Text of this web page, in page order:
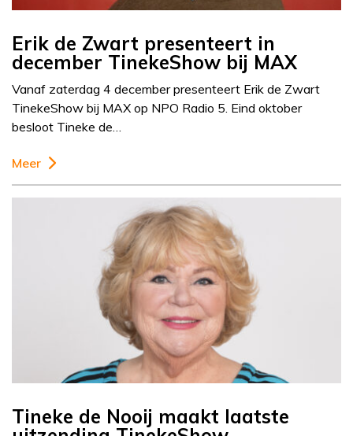
Erik de Zwart presenteert in
december TinekeShow bij MAX
Vanaf zaterdag 4 december presenteert Erik de Zwart
TinekeShow bij MAX op NPO Radio 5. Eind oktober
besloot Tineke de…
Meer
Tineke de Nooij maakt laatste